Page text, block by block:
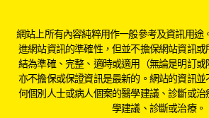
網站上所有內容純粹用作一般參考及資訊用途
進網站資訊的準確性，但並不擔保網站資訊
結為準確、完整、適時或適用（無論是明訂或
亦不擔保或保證資訊是最新的。網站的資訊
何個別人士或病人個案的醫學建議、診斷或
學建議、診斷或治療。